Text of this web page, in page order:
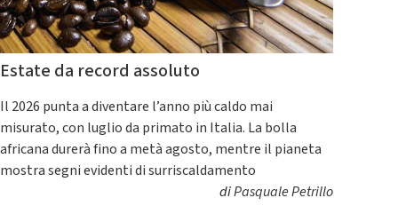
Estate da record assoluto
Il 2026 punta a diventare l’anno più caldo mai
misurato, con luglio da primato in Italia. La bolla
africana durerà fino a metà agosto, mentre il pianeta
mostra segni evidenti di surriscaldamento
diPasquale Petrillo